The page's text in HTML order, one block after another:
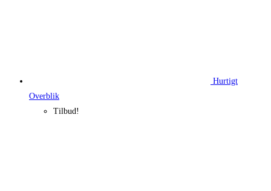
Hurtigt
Overblik
Tilbud!